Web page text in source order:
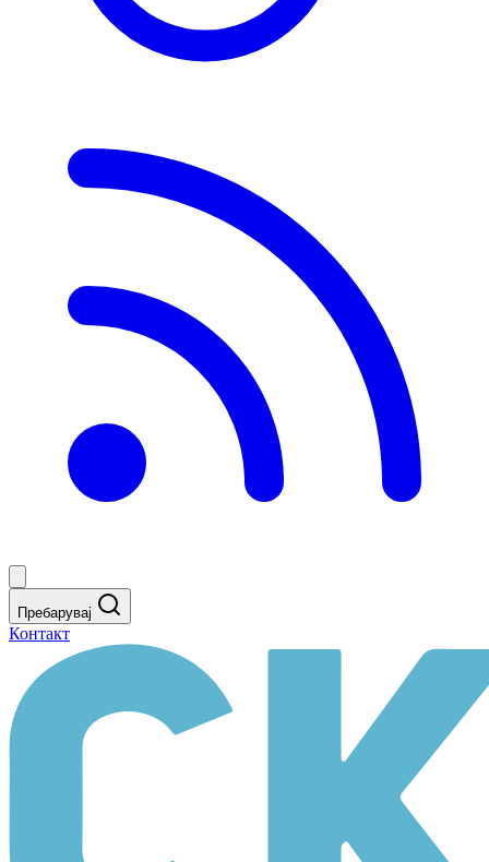
Пребарувај
Контакт